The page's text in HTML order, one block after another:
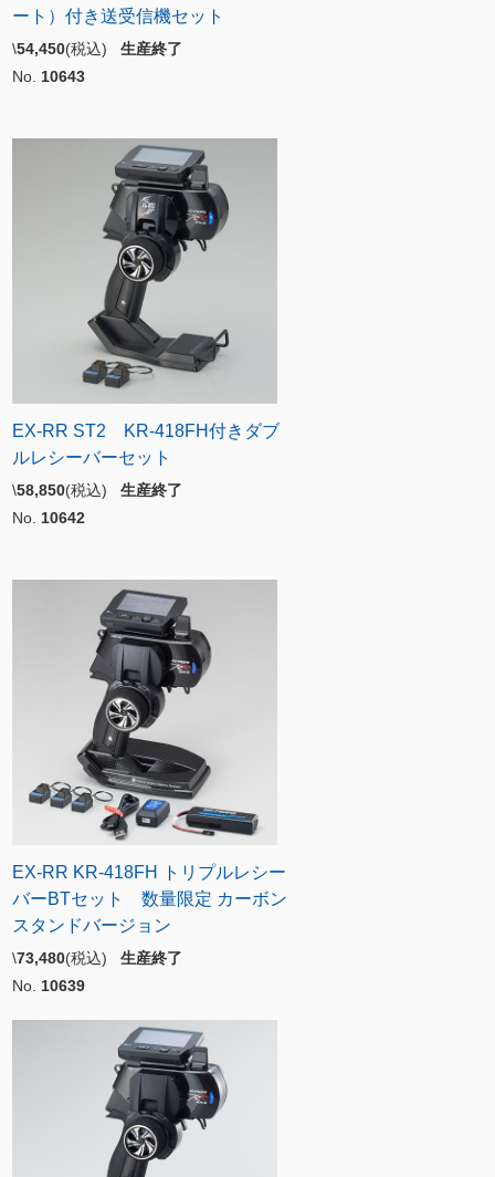
ート）付き送受信機セット
\54,450(税込) 生産終了
No. 10643
EX-RR ST2 KR-418FH付きダブ
ルレシーバーセット
\58,850(税込) 生産終了
No. 10642
EX-RR KR-418FH トリプルレシー
バーBTセット 数量限定 カーボン
スタンドバージョン
\73,480(税込) 生産終了
No. 10639